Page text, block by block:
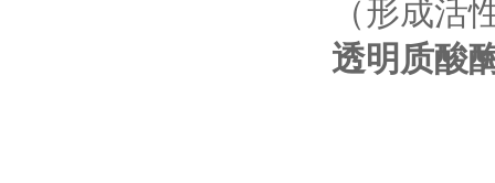
（形成活
透明质酸